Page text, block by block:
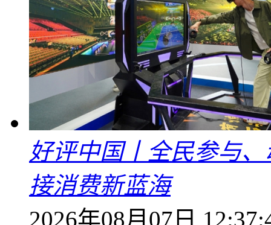
好评中国丨全民参与
接消费新蓝海
2026年08月07日